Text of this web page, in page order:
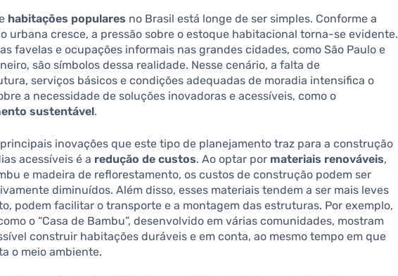
habitações populares no Brasil está longe de ser simples. Conforme a
urbana cresce, a pressão sobre o estoque habitacional torna-se evidente.
favelas e ocupações informais nas grandes cidades, como São Paulo e
são símbolos dessa realidade. Nesse cenário, a falta de
serviços básicos e condições adequadas de moradia intensifica o
a necessidade de soluções inovadoras e acessíveis, como o
sustentável.
inovações que este tipo de planejamento traz para a construção
acessíveis é a redução de custos. Ao optar por materiais renováveis,
e madeira de reflorestamento, os custos de construção podem ser
diminuídos. Além disso, esses materiais tendem a ser mais leves
podem facilitar o transporte e a montagem das estruturas. Por exemplo,
o “Casa de Bambu”, desenvolvido em várias comunidades, mostram
construir habitações duráveis e em conta, ao mesmo tempo em que
o meio ambiente.